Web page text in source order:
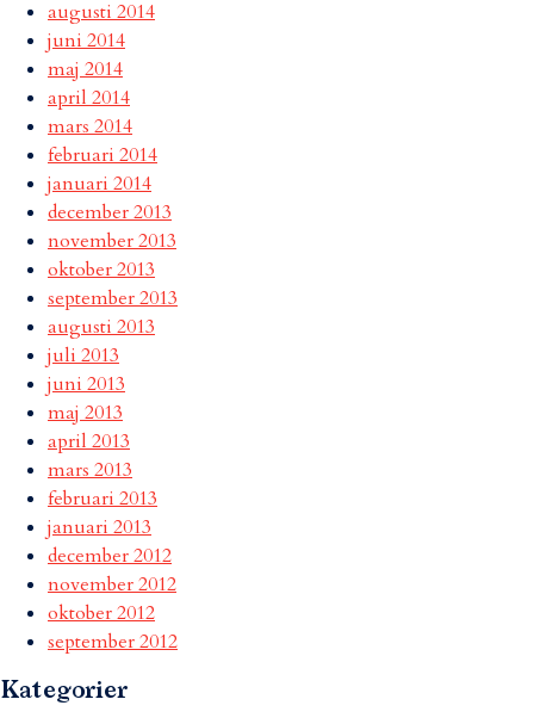
augusti 2014
juni 2014
maj 2014
april 2014
mars 2014
februari 2014
januari 2014
december 2013
november 2013
oktober 2013
september 2013
augusti 2013
juli 2013
juni 2013
maj 2013
april 2013
mars 2013
februari 2013
januari 2013
december 2012
november 2012
oktober 2012
september 2012
Kategorier